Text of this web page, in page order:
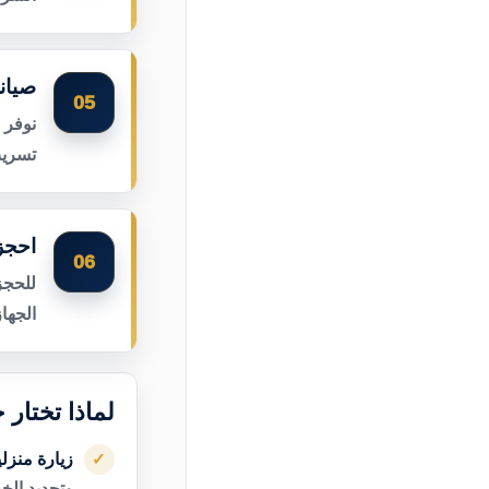
05
06
لماذا
✓
زيارة